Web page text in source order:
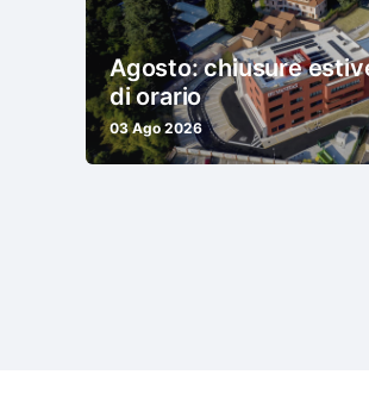
Agosto: chiusure
di orario
03 Ago 2026